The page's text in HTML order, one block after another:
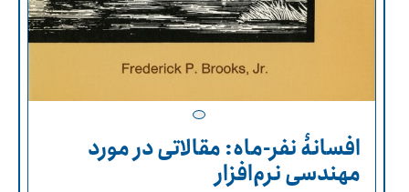
افسانۀ نفر-ماه: مقالاتی در مورد
مهندسی نرم‌افزار